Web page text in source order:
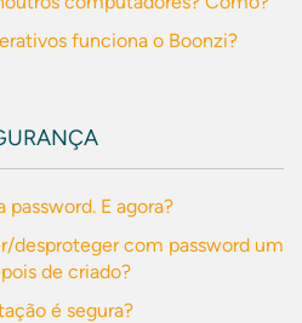
funciona o Boonzi?
password. E agora?
desproteger com password um
de criado?
é segura?